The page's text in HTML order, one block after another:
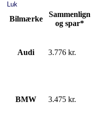
Luk
Bilmærke
Sammenlign
og spar*
Audi 3.776 kr.
BMW 3.475 kr.